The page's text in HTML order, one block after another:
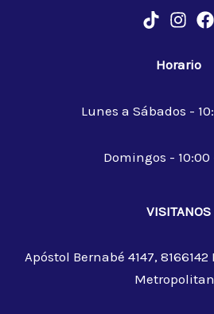
Horario
Lunes a Sábados -
Domingos - 10:00
VISITANOS
Apóstol Bernabé 4147,